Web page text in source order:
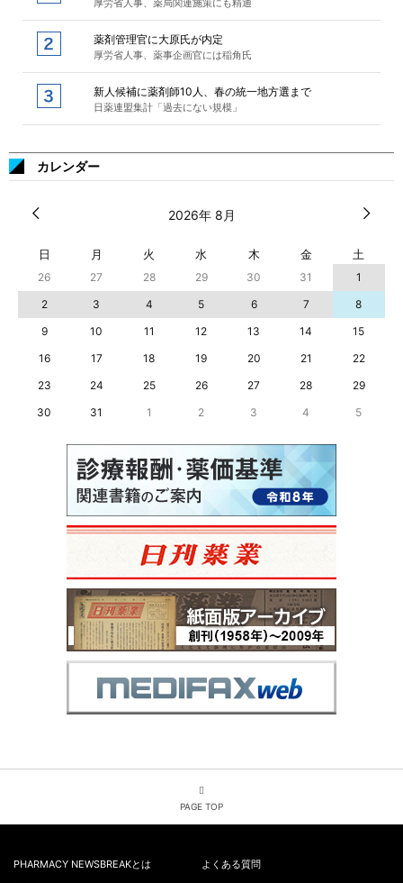
厚労省人事、薬局関連施策にも精通
薬剤管理官に大原氏が内定
厚労省人事、薬事企画官には稲角氏
新人候補に薬剤師10人、春の統一地方選まで
日薬連盟集計「過去にない規模」
カレンダー
2026年 8月
日 月 火 水 木 金 土
26 27 28 29 30 31
1
2
3 4 5 6 7
8
9
10 11 12 13 14
15
16
17 18 19 20 21
22
23
24 25 26 27 28
29
30
31 1 2 3 4 5
PAGE TOP
PHARMACY NEWSBREAKとは
よくある質問